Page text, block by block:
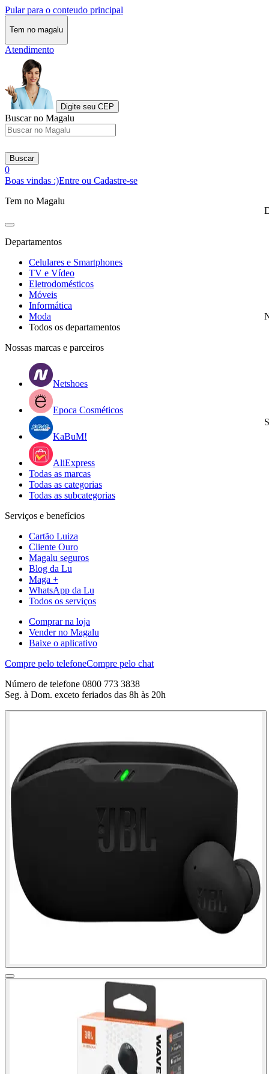
Pular para o conteudo principal
Tem no magalu
Atendimento
Digite seu CEP
Buscar no Magalu
Buscar
0
Boas vindas :)Entre ou Cadastre-se
Tem no Magalu
Departamentos
Celulares e Smartphones
TV e Vídeo
Eletrodomésticos
Móveis
Informática
Moda
Todos os departamentos
Nossas marcas e parceiros
Netshoes
Epoca Cosméticos
KaBuM!
AliExpress
Todas as marcas
Todas as categorias
Todas as subcategorias
Serviços e benefícios
Cartão Luiza
Cliente Ouro
Magalu seguros
Blog da Lu
Maga +
WhatsApp da Lu
Todos os serviços
Comprar na loja
Vender no Magalu
Baixe o aplicativo
Compre pelo telefoneCompre pelo chat
Número de telefone 0800 773 3838
Seg. à Dom. exceto feriados das 8h às 20h